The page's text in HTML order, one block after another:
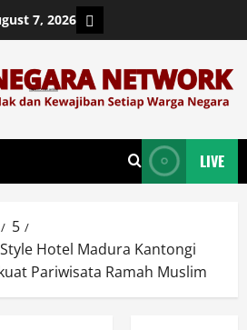
7, 2026 Login
LIVE
5
Hotel Madura Kantongi
Pariwisata Ramah Muslim